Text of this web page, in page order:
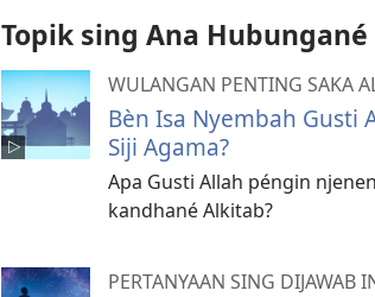
Topik sing Ana Hubungané
WULANGAN PENTING SAKA
Bèn Isa Nyembah Gusti
Siji Agama?
Apa Gusti Allah péngin
kandhané Alkitab?
PERTANYAAN SING DIJAWAB